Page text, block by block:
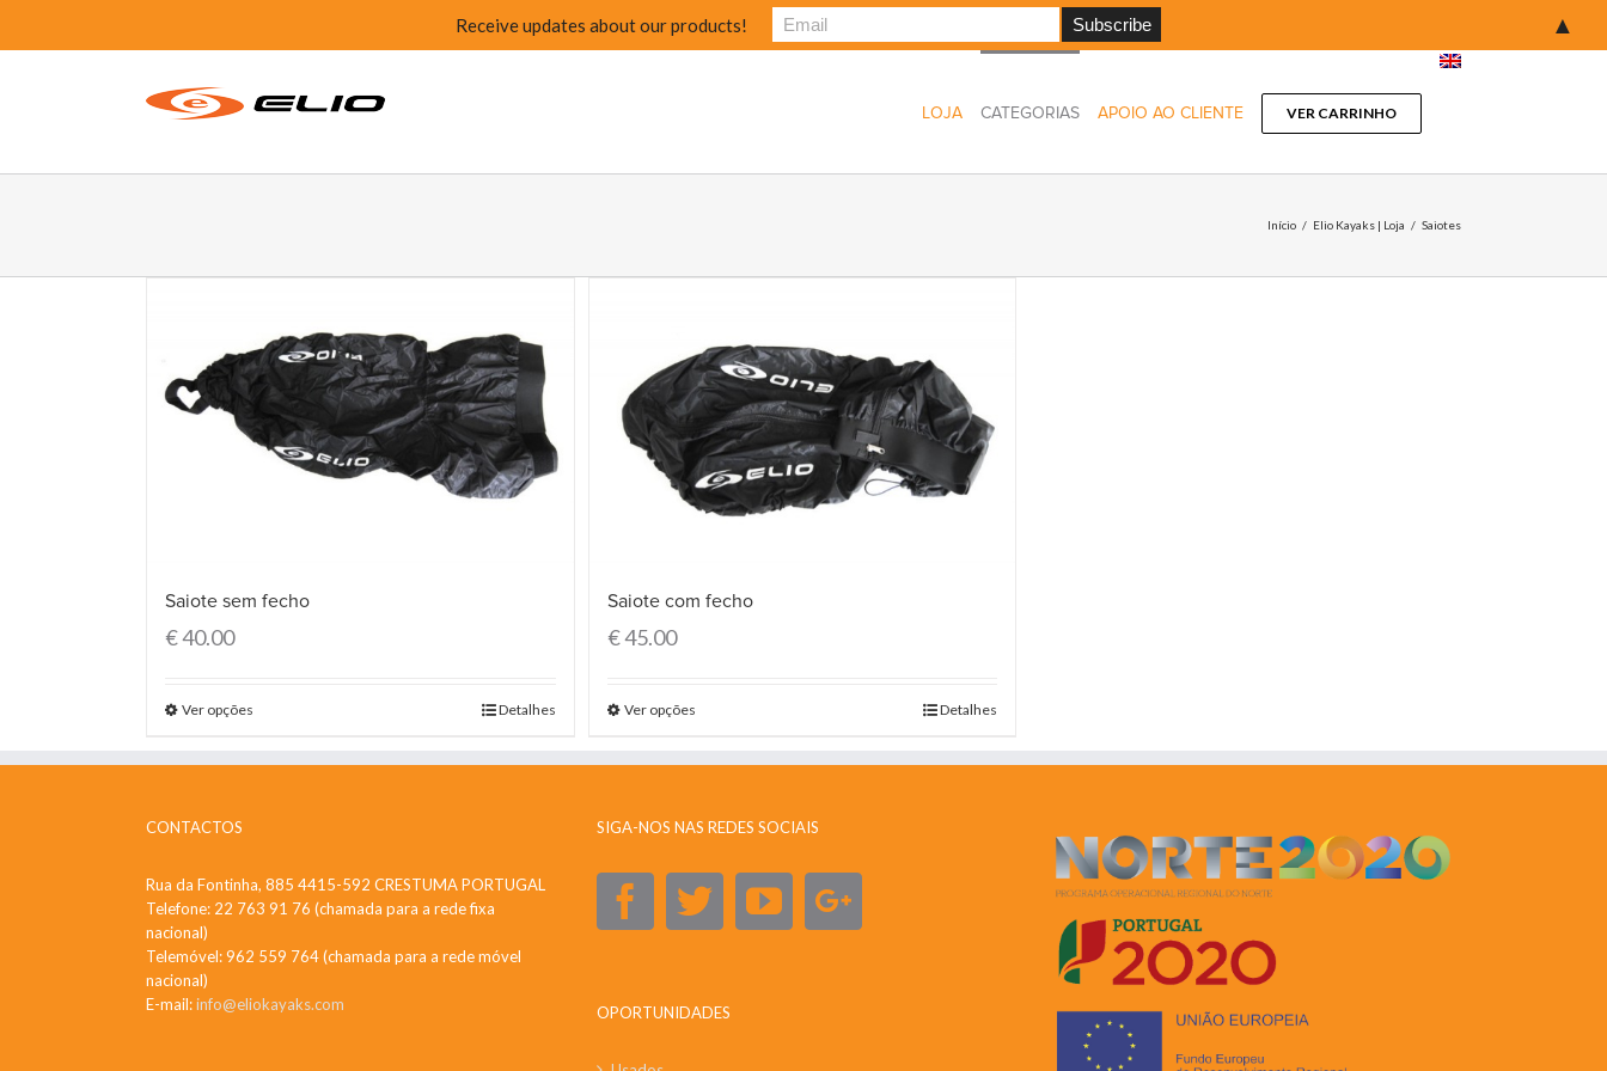
LOJA CATEGORIAS APOIO AO CLIENTE VER CARRINHO
Início / Elio Kayaks | Loja / Saiotes
Saiote sem fecho
€40.00
Ver opções Detalhes
Saiote com fecho
€45.00
Ver opções Detalhes
CONTACTOS
Rua da Fontinha, 885 4415-592 CRESTUMA PORTUGAL
Telefone: 22 763 91 76 (chamada para a rede fixa
nacional)
Telemóvel: 962 559 764 (chamada para a rede móvel
nacional)
E-mail:info@eliokayaks.com
SIGA-NOS NAS REDES SOCIAIS
OPORTUNIDADES
Receive updates about our products! ▲